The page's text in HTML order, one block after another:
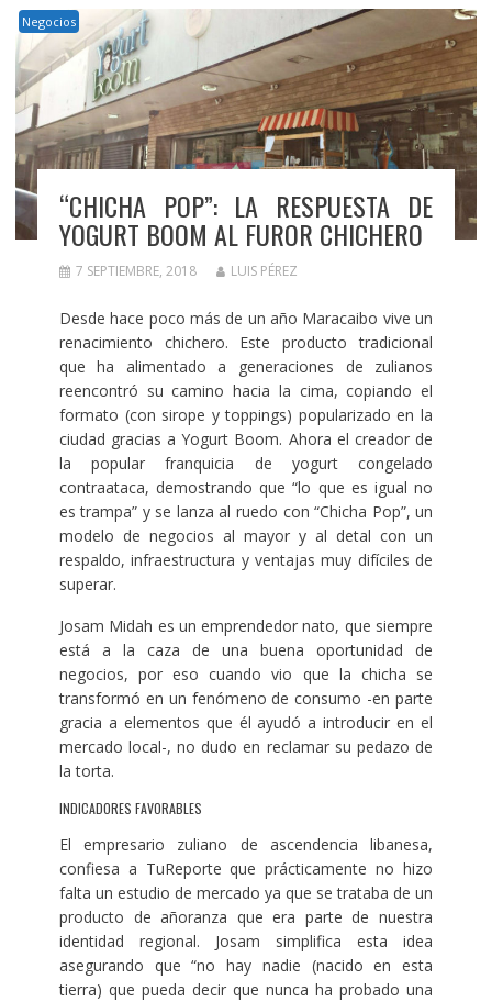
Negocios
“CHICHA POP”: LA RESPUESTA DE
YOGURT BOOM AL FUROR CHICHERO
7 SEPTIEMBRE, 2018 LUIS PÉREZ
Desde hace poco más de un año Maracaibo vive un
renacimiento chichero. Este producto tradicional
que ha alimentado a generaciones de zulianos
reencontró su camino hacia la cima, copiando el
formato (con sirope y toppings) popularizado en la
ciudad gracias a Yogurt Boom. Ahora el creador de
la popular franquicia de yogurt congelado
contraataca, demostrando que “lo que es igual no
es trampa” y se lanza al ruedo con “Chicha Pop”, un
modelo de negocios al mayor y al detal con un
respaldo, infraestructura y ventajas muy difíciles de
superar.
Josam Midah es un emprendedor nato, que siempre
está a la caza de una buena oportunidad de
negocios, por eso cuando vio que la chicha se
transformó en un fenómeno de consumo -en parte
gracia a elementos que él ayudó a introducir en el
mercado local-, no dudo en reclamar su pedazo de
la torta.
INDICADORES FAVORABLES
El empresario zuliano de ascendencia libanesa,
confiesa a TuReporte que prácticamente no hizo
falta un estudio de mercado ya que se trataba de un
producto de añoranza que era parte de nuestra
identidad regional. Josam simplifica esta idea
asegurando que “no hay nadie (nacido en esta
tierra) que pueda decir que nunca ha probado una